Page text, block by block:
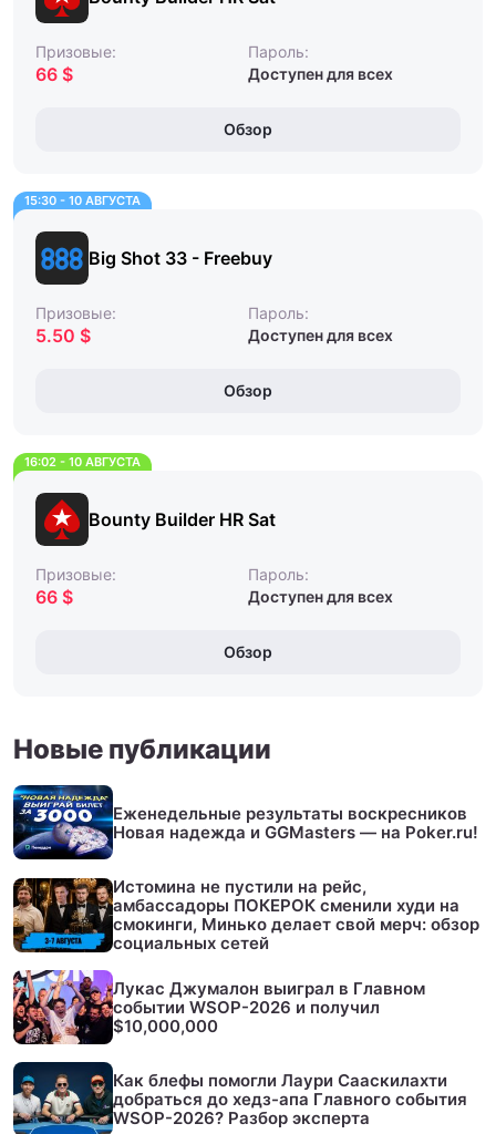
Призовые:
66 $
Пароль:
Доступен для всех
Обзор
15:30 - 10 АВГУСТА
Big Shot 33 - Freebuy
Призовые:
5.50 $
Пароль:
Доступен для всех
Обзор
16:02 - 10 АВГУСТА
Bounty Builder HR Sat
Призовые:
66 $
Пароль:
Доступен для всех
Обзор
Новые публикации
Еженедельные результаты воскресников
Новая надежда и GGMasters — на Poker.ru!
Истомина не пустили на рейс,
амбассадоры ПОКЕРОК сменили худи на
смокинги, Минько делает свой мерч: обзор
социальных сетей
Лукас Джумалон выиграл в Главном
событии WSOP-2026 и получил
$10,000,000
Как блефы помогли Лаури Сааскилахти
добраться до хедз-апа Главного события
WSOP-2026? Разбор эксперта